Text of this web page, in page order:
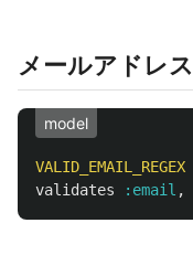
メールアドレス
model
VALID_EMAIL_REGEX
validates
:email ,